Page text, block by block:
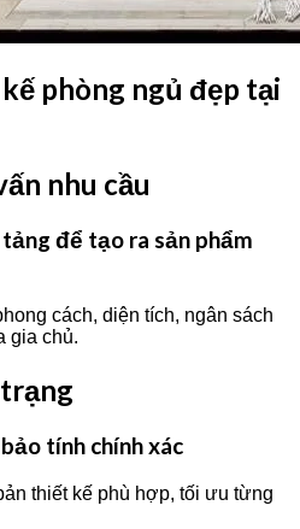
phòng ngủ đẹp tại
nhu cầu
để tạo ra sản phẩm
cách, diện tích, ngân sách
gia chủ.
tính chính xác
thiết kế phù hợp, tối ưu từng